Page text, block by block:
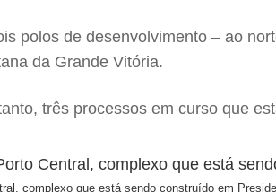
polos de desenvolvimento – ao
da Grande Vitória.
três processos em curso que
complexo que está sendo construído em